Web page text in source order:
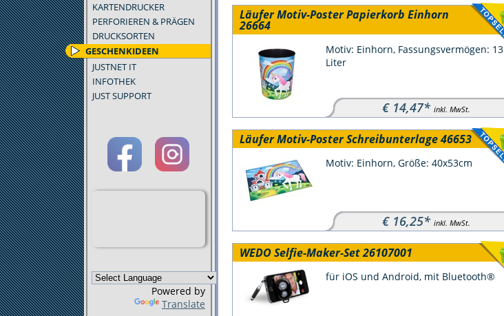
KARTENDRUCKER
PERFORIEREN & PRÄGEN
DRUCKSORTEN
GESCHENKIDEEN
JUSTNET IT
INFOTHEK
JUST SUPPORT
Powered by
Translate
Läufer Motiv-Poster Papierkorb Einhorn
26664
Motiv: Einhorn, Fassungsvermögen: 13
Liter
€ 14,47* inkl. MwSt.
Läufer Motiv-Poster Schreibunterlage 46653
Motiv: Einhorn, Größe: 40x53cm
€ 16,25* inkl. MwSt.
WEDO Selfie-Maker-Set 26107001
für iOS und Android, mit Bluetooth®